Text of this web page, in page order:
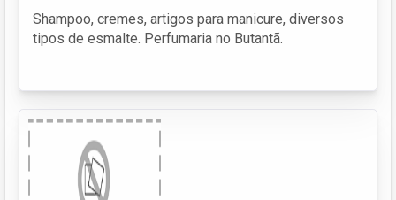
Shampoo, cremes, artigos para manicure, diversos
tipos de esmalte. Perfumaria no Butantã.